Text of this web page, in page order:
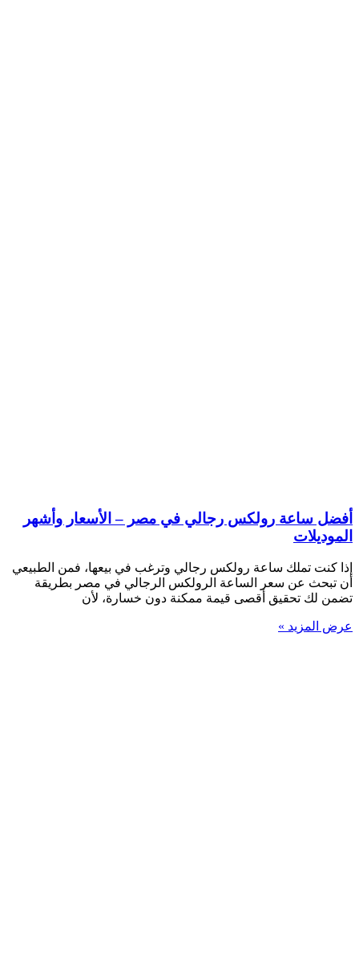
أفضل ساعة رولكس رجالي في مصر – الأسعار وأشهر
الموديلات
إذا كنت تملك ساعة رولكس رجالي وترغب في بيعها، فمن الطبيعي
أن تبحث عن سعر الساعة الرولكس الرجالي في مصر بطريقة
تضمن لك تحقيق أقصى قيمة ممكنة دون خسارة، لأن
عرض المزيد »